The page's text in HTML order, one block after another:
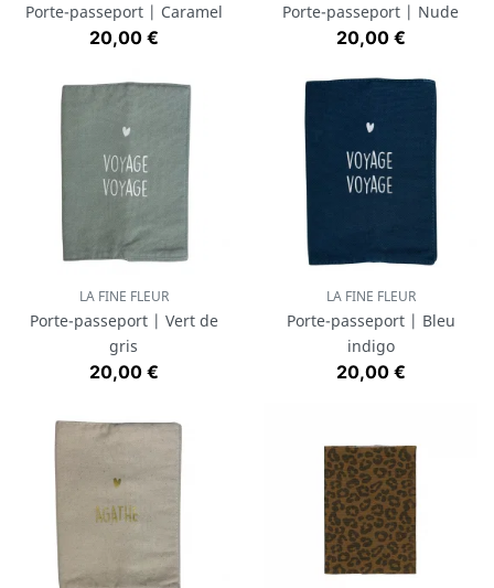
Porte-passeport | Caramel
Prix
20,00 €
Porte-passeport | Nude
Prix
20,00 €
LA FINE FLEUR
Porte-passeport | Vert de
gris
Prix
20,00 €
LA FINE FLEUR
Porte-passeport | Bleu
indigo
Prix
20,00 €